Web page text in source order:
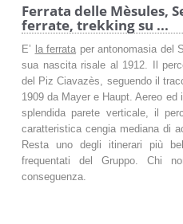
Ferrata delle Mèsules,
ferrate, trekking su ...
E’ la ferrata per antonomasia del
sua nascita risale al 1912. Il
del Piz Ciavazès, seguendo il
1909 da Mayer e Haupt. Aereo
splendida parete verticale, il
caratteristica cengia mediana di
Resta uno degli itinerari più
frequentati del Gruppo. Chi
conseguenza.